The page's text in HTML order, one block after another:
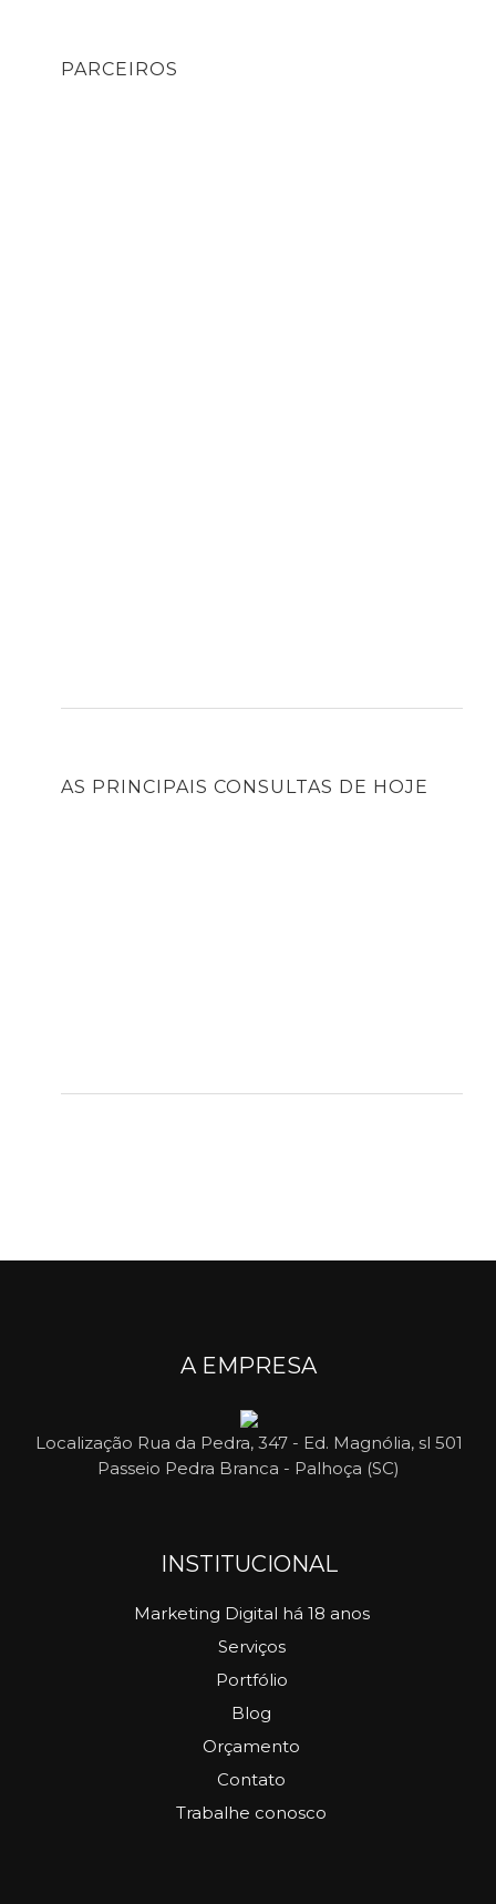
PARCEIROS
AS PRINCIPAIS CONSULTAS DE HOJE
A EMPRESA
Localização Rua da Pedra, 347 - Ed. Magnólia, sl 501
Passeio Pedra Branca - Palhoça (SC)
INSTITUCIONAL
Marketing Digital há 18 anos
Serviços
Portfólio
Blog
Orçamento
Contato
Trabalhe conosco